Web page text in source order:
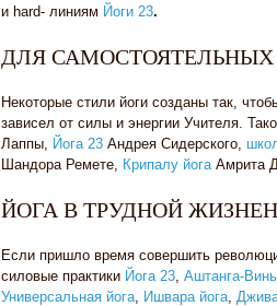
и hard- линиям Йоги 23.
ДЛЯ САМОСТОЯТЕЛЬНЫХ
Некоторые стили йоги созданы так,
зависел от силы и энергии Учителя.
Лаппы, Йога 23 Андрея Сидерского,
Шандора Ремете, Крипалу йогаАмрита
ЙОГА В ТРУДНОЙ
Если пришло время совершить
силовые практики Йога 23, Аштанга-
Универсальная йога, Ишвара йога,